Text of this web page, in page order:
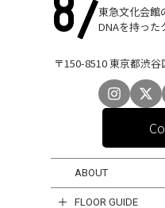
東急文化会館
DNAを持った
〒150-8510 東京都渋
ABOUT
FLOOR GUIDE